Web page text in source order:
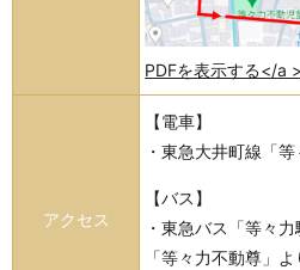
PDFを表示する</a >
アクセス
【電車】
・東急大井町線「
【バス】
・東急バス「等々
「等々力不動尊」